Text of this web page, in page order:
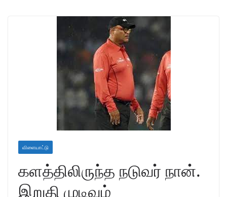
விளையாட்டு
களத்திலிருந்த நடுவர் நான்.
இறுதி முடிவும்